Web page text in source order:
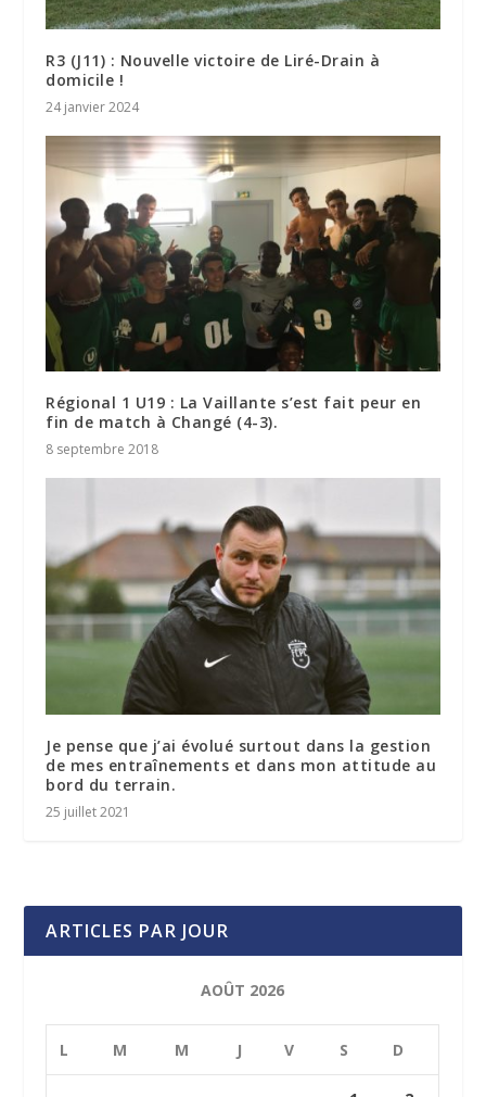
R3 (J11) : Nouvelle victoire de Liré-Drain à
domicile !
24 janvier 2024
Régional 1 U19 : La Vaillante s’est fait peur en
fin de match à Changé (4-3).
8 septembre 2018
Je pense que j’ai évolué surtout dans la gestion
de mes entraînements et dans mon attitude au
bord du terrain.
25 juillet 2021
ARTICLES PAR JOUR
AOÛT 2026
L M M J V S D